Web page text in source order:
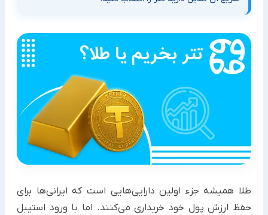
طلا همیشه جزء اولین دارایی‌هایی است که ایرانی‌ها برای
حفظ ارزش پول خود خریداری می‌کنند. اما با ورود استیبل